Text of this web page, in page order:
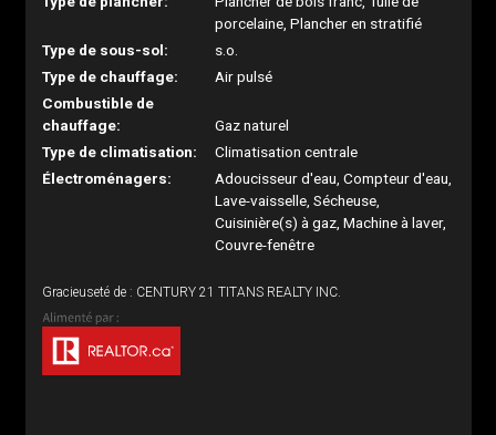
porcelaine, Plancher en stratifié
Type de sous-sol:
s.o.
Type de chauffage:
Air pulsé
Combustible de
chauffage:
Gaz naturel
Type de climatisation:
Climatisation centrale
Électroménagers:
Adoucisseur d'eau, Compteur d'eau,
Lave-vaisselle, Sécheuse,
Cuisinière(s) à gaz, Machine à laver,
Couvre-fenêtre
Gracieuseté de : CENTURY 21 TITANS REALTY INC.